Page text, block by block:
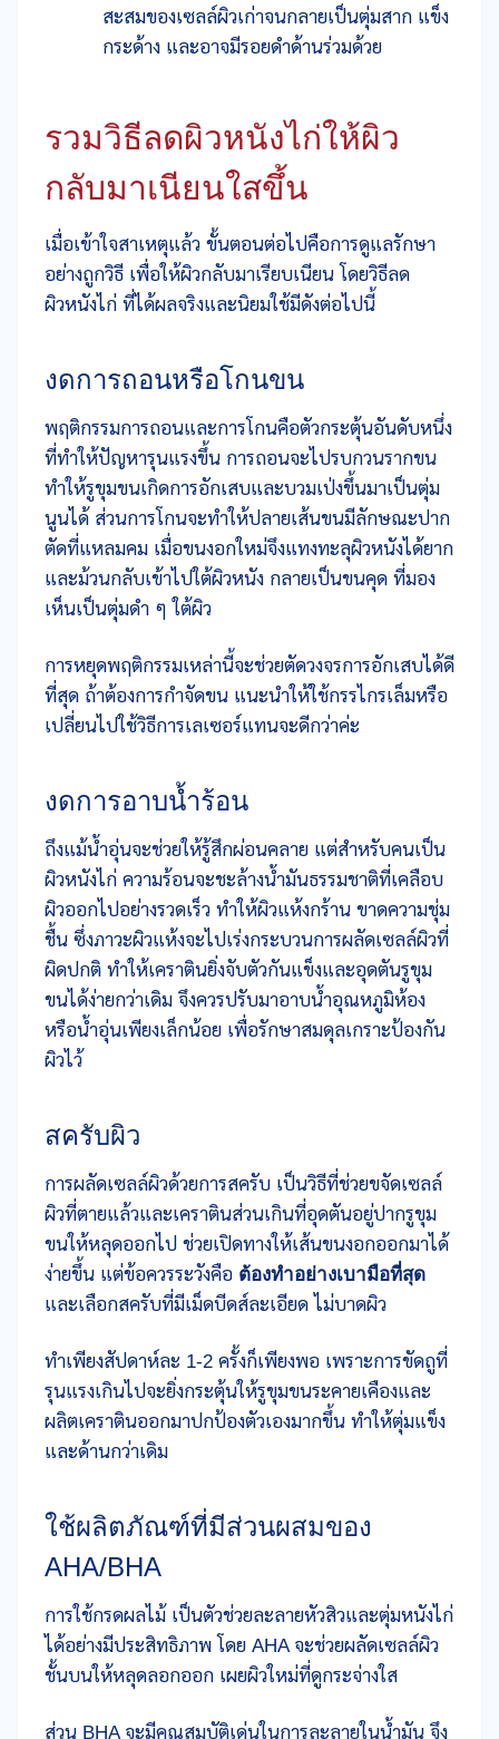
สะสมของเซลล์ผิวเก่าจนกลายเป็นตุ่มสาก แข็ง
กระด้าง และอาจมีรอยดำด้านร่วมด้วย
รวมวิธีลดผิวหนังไก่ให้ผิว
กลับมาเนียนใสขึ้น
เมื่อเข้าใจสาเหตุแล้ว ขั้นตอนต่อไปคือการดูแลรักษา
อย่างถูกวิธี เพื่อให้ผิวกลับมาเรียบเนียน โดยวิธีลด
ผิวหนังไก่ ที่ได้ผลจริงและนิยมใช้มีดังต่อไปนี้
งดการถอนหรือโกนขน
พฤติกรรมการถอนและการโกนคือตัวกระตุ้นอันดับหนึ่ง
ที่ทำให้ปัญหารุนแรงขึ้น การถอนจะไปรบกวนรากขน
ทำให้รูขุมขนเกิดการอักเสบและบวมเป่งขึ้นมาเป็นตุ่ม
นูนได้ ส่วนการโกนจะทำให้ปลายเส้นขนมีลักษณะปาก
ตัดที่แหลมคม เมื่อขนงอกใหม่จึงแทงทะลุผิวหนังได้ยาก
และม้วนกลับเข้าไปใต้ผิวหนัง กลายเป็นขนคุด ที่มอง
เห็นเป็นตุ่มดำ ๆ ใต้ผิว
การหยุดพฤติกรรมเหล่านี้จะช่วยตัดวงจรการอักเสบได้ดี
ที่สุด ถ้าต้องการกำจัดขน แนะนำให้ใช้กรรไกรเล็มหรือ
เปลี่ยนไปใช้วิธีการเลเซอร์แทนจะดีกว่าค่ะ
งดการอาบน้ำร้อน
ถึงแม้น้ำอุ่นจะช่วยให้รู้สึกผ่อนคลาย แต่สำหรับคนเป็น
ผิวหนังไก่ ความร้อนจะชะล้างน้ำมันธรรมชาติที่เคลือบ
ผิวออกไปอย่างรวดเร็ว ทำให้ผิวแห้งกร้าน ขาดความชุ่ม
ชื้น ซึ่งภาวะผิวแห้งจะไปเร่งกระบวนการผลัดเซลล์ผิวที่
ผิดปกติ ทำให้เคราตินยิ่งจับตัวกันแข็งและอุดตันรูขุม
ขนได้ง่ายกว่าเดิม จึงควรปรับมาอาบน้ำอุณหภูมิห้อง
หรือน้ำอุ่นเพียงเล็กน้อย เพื่อรักษาสมดุลเกราะป้องกัน
ผิวไว้
สครับผิว
การผลัดเซลล์ผิวด้วยการสครับ เป็นวิธีที่ช่วยขจัดเซลล์
ผิวที่ตายแล้วและเคราตินส่วนเกินที่อุดตันอยู่ปากรูขุม
ขนให้หลุดออกไป ช่วยเปิดทางให้เส้นขนงอกออกมาได้
ง่ายขึ้น แต่ข้อควรระวังคือ ต้องทำอย่างเบามือที่สุด
และเลือกสครับที่มีเม็ดบีดส์ละเอียด ไม่บาดผิว
ทำเพียงสัปดาห์ละ 1-2 ครั้งก็เพียงพอ เพราะการขัดถูที่
รุนแรงเกินไปจะยิ่งกระตุ้นให้รูขุมขนระคายเคืองและ
ผลิตเคราตินออกมาปกป้องตัวเองมากขึ้น ทำให้ตุ่มแข็ง
และด้านกว่าเดิม
ใช้ผลิตภัณฑ์ที่มีส่วนผสมของ
AHA/BHA
การใช้กรดผลไม้ เป็นตัวช่วยละลายหัวสิวและตุ่มหนังไก่
ได้อย่างมีประสิทธิภาพ โดย AHA จะช่วยผลัดเซลล์ผิว
ชั้นบนให้หลุดลอกออก เผยผิวใหม่ที่ดูกระจ่างใส
ส่วน BHA จะมีคุณสมบัติเด่นในการละลายในน้ำมัน จึง